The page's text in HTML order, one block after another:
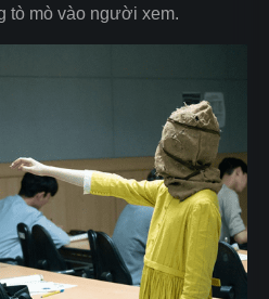
tò mò vào người xem.